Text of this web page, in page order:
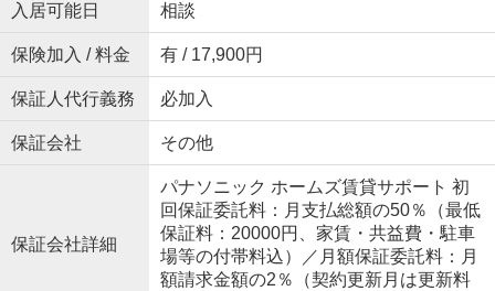
入居可能日 相談
保険加入 / 料金 有 / 17,900円
保証人代行義務 必加入
保証会社 その他
保証会社詳細
パナソニック ホームズ賃貸サポート 初
回保証委託料：月支払総額の50％（最低
保証料：20000円、家賃・共益費・駐車
場等の付帯料込）／月額保証委託料：月
額請求金額の2％（契約更新月は更新料